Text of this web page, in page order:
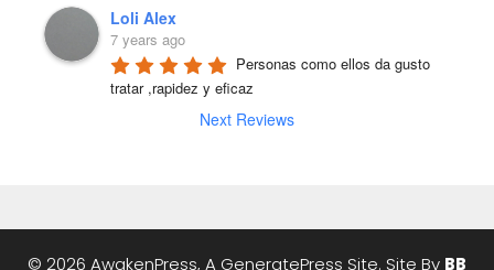
Loli Alex
7 years ago
Personas como ellos da gusto
tratar ,rapidez y eficaz
Next Reviews
© 2026 AwakenPress, A GeneratePress Site. Site By BB